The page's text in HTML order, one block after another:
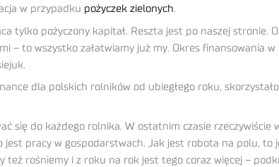
w przypadku pożyczek zielonych.
tylko pożyczony kapitał. Reszta jest po naszej stronie.
– to wszystko załatwiamy już my. Okres finansowania
dla polskich rolników od ubiegłego roku,
się do każdego rolnika. W ostatnim czasie
jest pracy w gospodarstwach. Jak jest robota na polu,
też rośniemy i z roku na rok jest tego coraz więcej –